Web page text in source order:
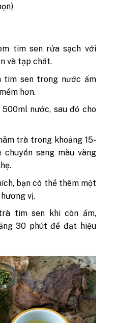
tim sen rửa sạch với
và tạp chất.
tim sen trong nước ấm
hơn.
nước, sau đó cho
trà trong khoảng 15-
sang màu vàng
bạn có thể thêm một
vị.
tim sen khi còn ấm,
30 phút để đạt hiệu